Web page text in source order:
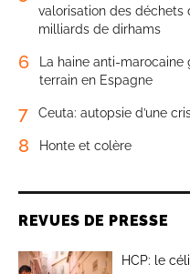
valorisation des déchets
milliards de dirhams
6
La haine anti-
terrain en Espagne
7 Ceuta: autopsie d’une
8 Honte et colère
REVUES DE PRESSE
HCP: le